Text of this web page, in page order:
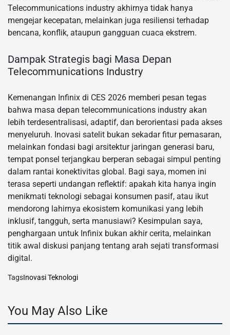
Telecommunications industry akhirnya tidak hanya
mengejar kecepatan, melainkan juga resiliensi terhadap
bencana, konflik, ataupun gangguan cuaca ekstrem.
Dampak Strategis bagi Masa Depan
Telecommunications Industry
Kemenangan Infinix di CES 2026 memberi pesan tegas
bahwa masa depan telecommunications industry akan
lebih terdesentralisasi, adaptif, dan berorientasi pada akses
menyeluruh. Inovasi satelit bukan sekadar fitur pemasaran,
melainkan fondasi bagi arsitektur jaringan generasi baru,
tempat ponsel terjangkau berperan sebagai simpul penting
dalam rantai konektivitas global. Bagi saya, momen ini
terasa seperti undangan reflektif: apakah kita hanya ingin
menikmati teknologi sebagai konsumen pasif, atau ikut
mendorong lahirnya ekosistem komunikasi yang lebih
inklusif, tangguh, serta manusiawi? Kesimpulan saya,
penghargaan untuk Infinix bukan akhir cerita, melainkan
titik awal diskusi panjang tentang arah sejati transformasi
digital.
TagsInovasi Teknologi
You May Also Like